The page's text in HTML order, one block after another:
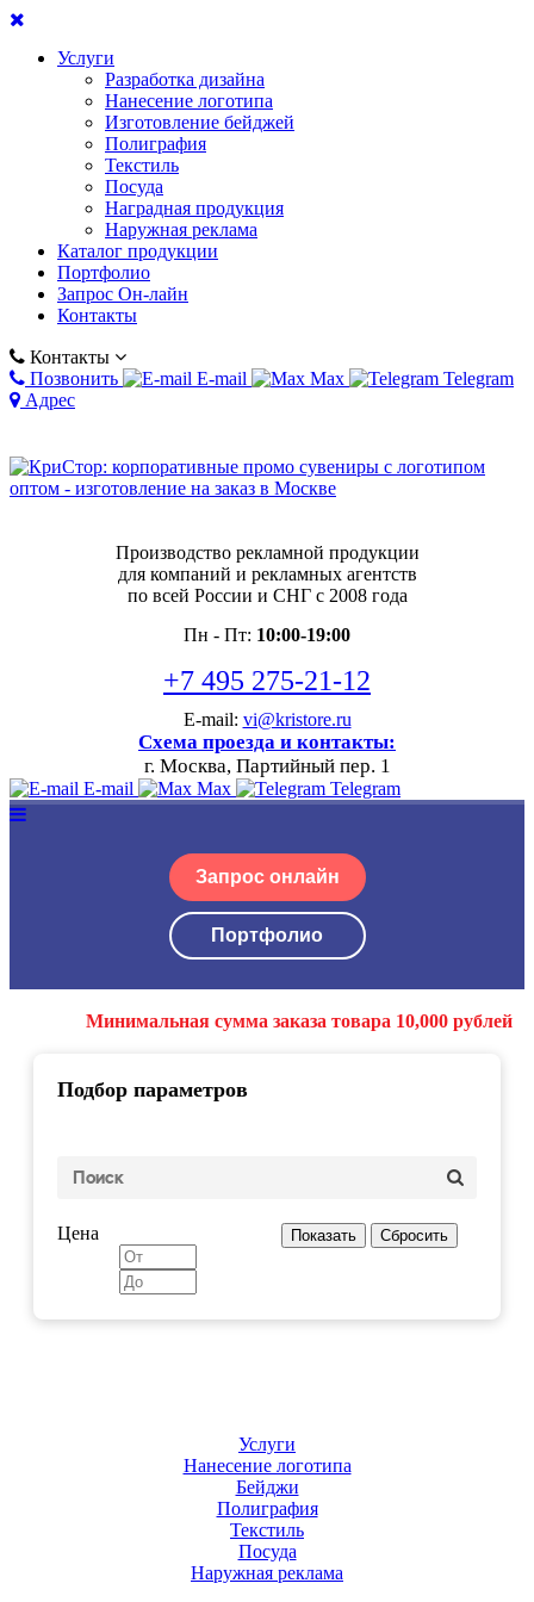
Услуги
Разработка дизайна
Нанесение логотипа
Изготовление бейджей
Полиграфия
Текстиль
Посуда
Наградная продукция
Наружная реклама
Каталог продукции
Портфолио
Запрос Он-лайн
Контакты
Контакты
Позвонить
E-mail Max
Telegram
Адрес
Производство рекламной продукции
для компаний и рекламных агентств
по всей России и СНГ с 2008 года
Пн - Пт: 10:00-19:00
+7 495 275-21-12
E-mail: vi@kristore.ru
Схема проезда и контакты:
г. Москва, Партийный пер. 1
E-mail Max Telegram
Запрос онлайн
Портфолио
Минимальная сумма заказа товара 10,000 рублей
Подбор параметров
Цена
Услуги
Нанесение логотипа
Бейджи
Полиграфия
Текстиль
Посуда
Наружная реклама